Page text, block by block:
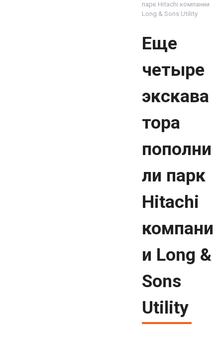
парк Hitachi компании
Long & Sons Utility
Еще
четыре
экскава
тора
пополни
ли парк
Hitachi
компани
и Long &
Sons
Utility